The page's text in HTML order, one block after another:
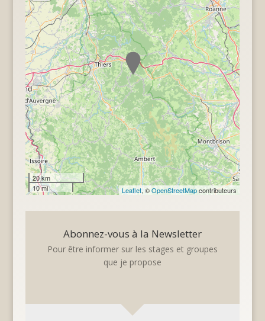
20 km
10 mi
Leaflet, ©OpenStreetMapcontributeurs
Abonnez-vous à la Newsletter
Pour être informer sur les stages et groupes
que je propose